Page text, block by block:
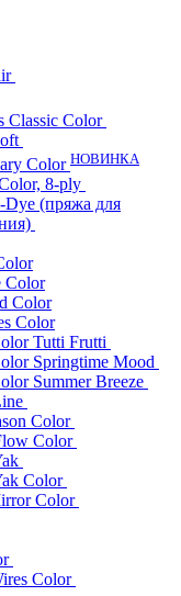
Classic Color
ColorНОВИНКА
8-ply
Dye (пряжа для
Color
Color
Color
Tutti Frutti
Springtime Mood
Summer Breeze
Color
Color
Color
Color
Color